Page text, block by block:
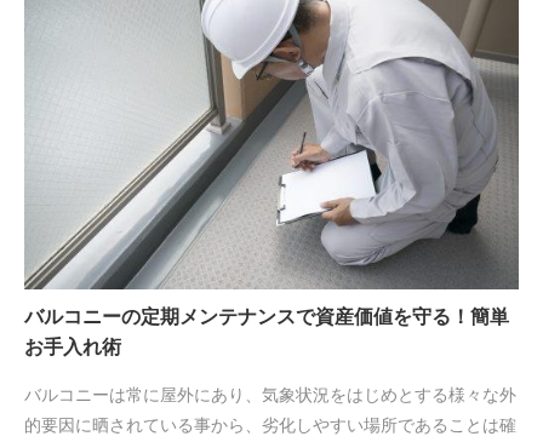
バルコニーの定期メンテナンスで資産価値を守る！簡単
お手入れ術
バルコニーは常に屋外にあり、気象状況をはじめとする様々な外
的要因に晒されている事から、劣化しやすい場所であることは確